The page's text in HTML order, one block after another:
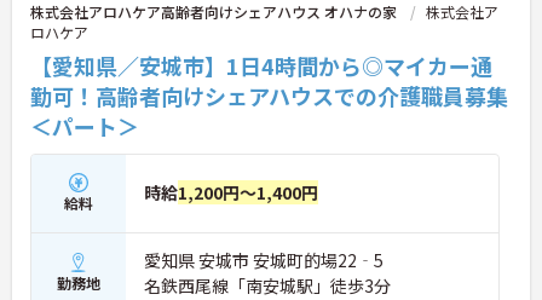
株式会社アロハケア高齢者向けシェアハウス オハナの家
株式会社ア
ロハケア
【愛知県／安城市】1日4時間から◎マイカー通
勤可！高齢者向けシェアハウスでの介護職員募集
＜パート＞
給料 時給1,200円～1,400円
勤務地
愛知県 安城市 安城町的場22‐5
名鉄西尾線「南安城駅」徒歩3分